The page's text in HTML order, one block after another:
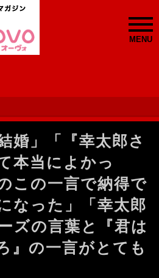
MENU
婚」「『幸太郎さ
本当によかっ
この一言で納得で
なった」「幸太郎
ズの言葉と『君は
』の一言がとても